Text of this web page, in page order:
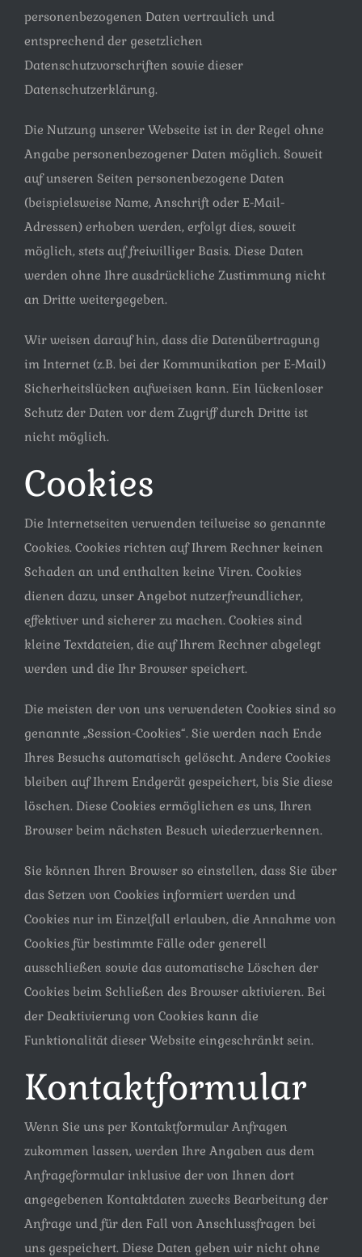
personenbezogenen Daten vertraulich und
entsprechend der gesetzlichen
Datenschutzvorschriften sowie dieser
Datenschutzerklärung.
Die Nutzung unserer Webseite ist in der Regel ohne
Angabe personenbezogener Daten möglich. Soweit
auf unseren Seiten personenbezogene Daten
(beispielsweise Name, Anschrift oder E-Mail-
Adressen) erhoben werden, erfolgt dies, soweit
möglich, stets auf freiwilliger Basis. Diese Daten
werden ohne Ihre ausdrückliche Zustimmung nicht
an Dritte weitergegeben.
Wir weisen darauf hin, dass die Datenübertragung
im Internet (z.B. bei der Kommunikation per E-Mail)
Sicherheitslücken aufweisen kann. Ein lückenloser
Schutz der Daten vor dem Zugriff durch Dritte ist
nicht möglich.
Cookies
Die Internetseiten verwenden teilweise so genannte
Cookies. Cookies richten auf Ihrem Rechner keinen
Schaden an und enthalten keine Viren. Cookies
dienen dazu, unser Angebot nutzerfreundlicher,
effektiver und sicherer zu machen. Cookies sind
kleine Textdateien, die auf Ihrem Rechner abgelegt
werden und die Ihr Browser speichert.
Die meisten der von uns verwendeten Cookies sind so
genannte „Session-Cookies“. Sie werden nach Ende
Ihres Besuchs automatisch gelöscht. Andere Cookies
bleiben auf Ihrem Endgerät gespeichert, bis Sie diese
löschen. Diese Cookies ermöglichen es uns, Ihren
Browser beim nächsten Besuch wiederzuerkennen.
Sie können Ihren Browser so einstellen, dass Sie über
das Setzen von Cookies informiert werden und
Cookies nur im Einzelfall erlauben, die Annahme von
Cookies für bestimmte Fälle oder generell
ausschließen sowie das automatische Löschen der
Cookies beim Schließen des Browser aktivieren. Bei
der Deaktivierung von Cookies kann die
Funktionalität dieser Website eingeschränkt sein.
Kontaktformular
Wenn Sie uns per Kontaktformular Anfragen
zukommen lassen, werden Ihre Angaben aus dem
Anfrageformular inklusive der von Ihnen dort
angegebenen Kontaktdaten zwecks Bearbeitung der
Anfrage und für den Fall von Anschlussfragen bei
uns gespeichert. Diese Daten geben wir nicht ohne